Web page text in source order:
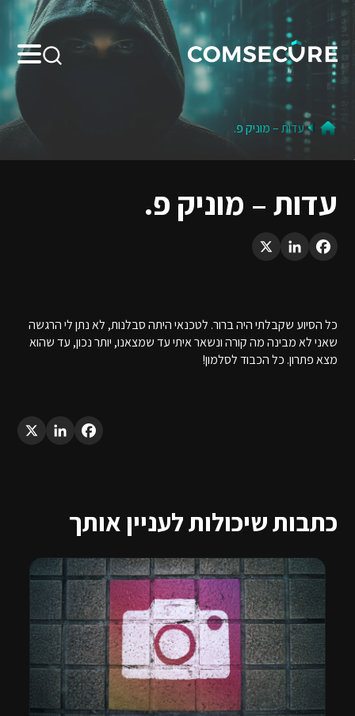
Search:
עדות – מוניק פ.
עדות – מוניק פ.
Facebook
LinkedIn
X
כל הסיוע שקבלתי היה ברור. לטכנאי היתה סבלנות, לא נתן לי הרגשה
שאני לא מבינה מה קורה ונשאר איתי עד שמצאנו, יותר נכון, עד שהוא
מצא פתרון. כל הכבוד לסלמון!
Facebook
LinkedIn
X
כתבות שיכולות לעניין אותך